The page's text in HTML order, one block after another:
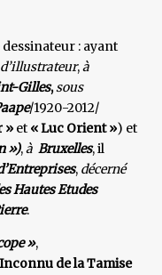
: ayant
d’illustrateur,à
Gilles,sous
/1920-2012/
» et « Luc Orient ») et
»),àBruxelles, il
, décerné
Hautes Etudes
.
»,
de la Tamise